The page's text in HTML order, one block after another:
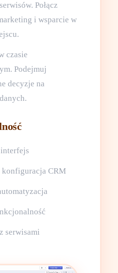
Połącz
i wsparcie w
czasie
Podejmuj
decyzje na
konfiguracja CRM
serwisami